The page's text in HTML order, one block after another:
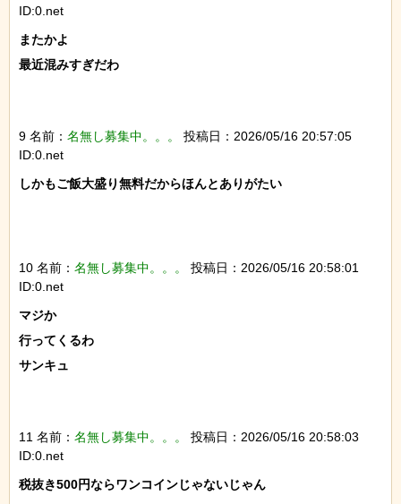
ID:0.net
またかよ
最近混みすぎだわ
9 名前： 名無し募集中。。。
投稿日：2026/05/16 20:57:05
ID:0.net
しかもご飯大盛り無料だからほんとありがたい
10 名前： 名無し募集中。。。
投稿日：2026/05/16 20:58:01
ID:0.net
マジか
行ってくるわ
サンキュ
11 名前： 名無し募集中。。。
投稿日：2026/05/16 20:58:03
ID:0.net
税抜き500円ならワンコインじゃないじゃん